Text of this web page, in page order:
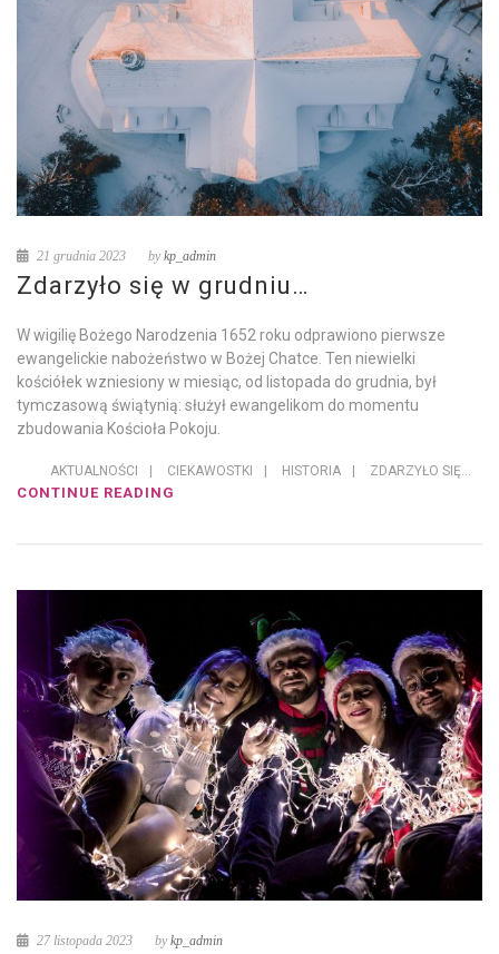
21 grudnia 2023 bykp_admin
Zdarzyło się w grudniu…
W wigilię Bożego Narodzenia 1652 roku odprawiono pierwsze
ewangelickie nabożeństwo w Bożej Chatce. Ten niewielki
kościółek wzniesiony w miesiąc, od listopada do grudnia, był
tymczasową świątynią: służył ewangelikom do momentu
zbudowania Kościoła Pokoju.
AKTUALNOŚCI CIEKAWOSTKI HISTORIA ZDARZYŁO SIĘ...
CONTINUE READING
27 listopada 2023 bykp_admin